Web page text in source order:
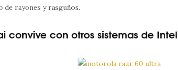
de rayones y rasguños.
convive con otros sistemas de